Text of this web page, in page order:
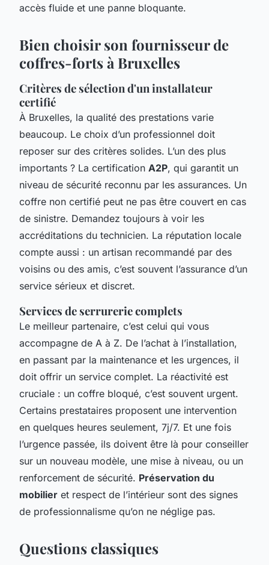
accès fluide et une panne bloquante.
Bien choisir son fournisseur de
coffres-forts à Bruxelles
Critères de sélection d'un installateur
certifié
À Bruxelles, la qualité des prestations varie
beaucoup. Le choix d’un professionnel doit
reposer sur des critères solides. L’un des plus
importants ? La certification A2P, qui garantit un
niveau de sécurité reconnu par les assurances. Un
coffre non certifié peut ne pas être couvert en cas
de sinistre. Demandez toujours à voir les
accréditations du technicien. La réputation locale
compte aussi : un artisan recommandé par des
voisins ou des amis, c’est souvent l’assurance d’un
service sérieux et discret.
Services de serrurerie complets
Le meilleur partenaire, c’est celui qui vous
accompagne de A à Z. De l’achat à l’installation,
en passant par la maintenance et les urgences, il
doit offrir un service complet. La réactivité est
cruciale : un coffre bloqué, c’est souvent urgent.
Certains prestataires proposent une intervention
en quelques heures seulement, 7j/7. Et une fois
l’urgence passée, ils doivent être là pour conseiller
sur un nouveau modèle, une mise à niveau, ou un
renforcement de sécurité. Préservation du
mobilier et respect de l’intérieur sont des signes
de professionnalisme qu’on ne néglige pas.
Questions classiques